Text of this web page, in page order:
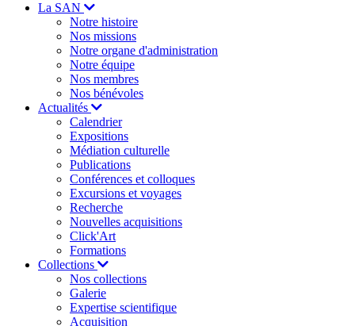
La SAN
Notre histoire
Nos missions
Notre organe d'administration
Notre équipe
Nos membres
Nos bénévoles
Actualités
Calendrier
Expositions
Médiation culturelle
Publications
Conférences et colloques
Excursions et voyages
Recherche
Nouvelles acquisitions
Click'Art
Formations
Collections
Nos collections
Galerie
Expertise scientifique
Acquisition